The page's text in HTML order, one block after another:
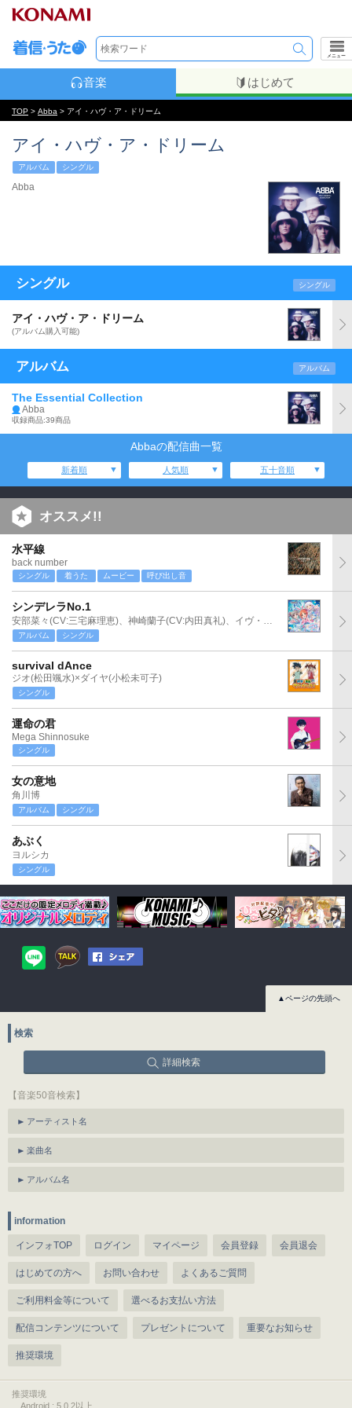
メニュー
音楽 はじめて
TOP > Abba > アイ・ハヴ・ア・ドリーム
アイ・ハヴ・ア・ドリーム
アルバム シングル
Abba
シングル シングル
アイ・ハヴ・ア・ドリーム
(アルバム購入可能)
アルバム アルバム
The Essential Collection
Abba
収録商品:39商品
Abbaの配信曲一覧
新着順 人気順 五十音順
オススメ!!
水平線
back number
シングル 着うた ムービー 呼び出し音
シンデレラNo.1
安部菜々(CV:三宅麻理恵)、神崎蘭子(CV:内田真礼)、イヴ・サンタクロース(CV:松永あかね)
アルバム シングル
survival dAnce
ジオ(松田颯水)×ダイヤ(小松未可子)
シングル
運命の君
Mega Shinnosuke
シングル
女の意地
角川博
アルバム シングル
あぶく
ヨルシカ
シングル
▲ページの先頭へ
検索
詳細検索
【音楽50音検索】
アーティスト名
楽曲名
アルバム名
information
インフォTOP ログイン マイページ 会員登録 会員退会
はじめての方へ お問い合わせ よくあるご質問
ご利用料金等について 選べるお支払い方法
配信コンテンツについて プレゼントについて 重要なお知らせ
推奨環境
推奨環境
Android : 5.0.2以上